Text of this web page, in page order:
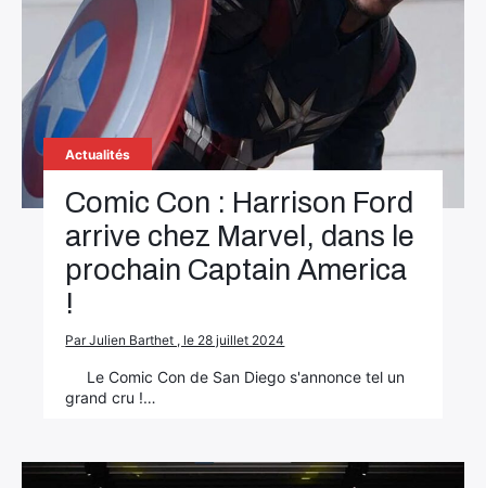
Actualités
Comic Con : Harrison Ford
arrive chez Marvel, dans le
prochain Captain America
!
Par Julien Barthet , le 28 juillet 2024
Le Comic Con de San Diego s'annonce tel un
grand cru !…